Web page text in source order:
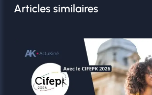
Articles similaires